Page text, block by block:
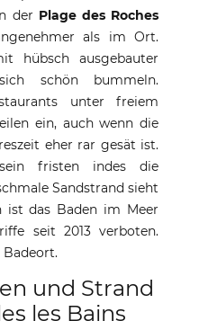
der Plage des Roches
als im Ort.
hübsch ausgebauter
schön bummeln.
unter freiem
ein, auch wenn die
eher rar gesät ist.
fristen indes die
Sandstrand sieht
ist das Baden im Meer
seit 2013 verboten.
Badeort.
und Strand
les Bains